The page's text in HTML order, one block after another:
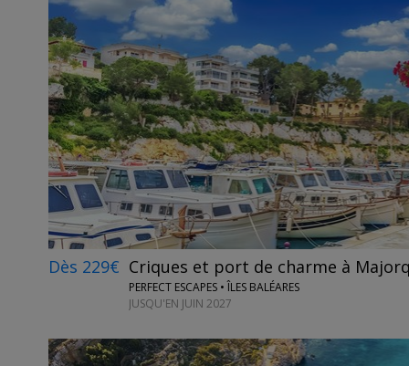
Dès 229€ Criques et port de charme à
PERFECT ESCAPES • ÎLES BALÉARES
JUSQU'EN JUIN 2027